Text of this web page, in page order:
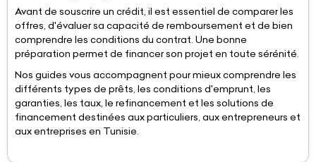
Avant de souscrire un crédit, il est essentiel de comparer les
offres, d'évaluer sa capacité de remboursement et de bien
comprendre les conditions du contrat. Une bonne
préparation permet de financer son projet en toute sérénité.
Nos guides vous accompagnent pour mieux comprendre les
différents types de prêts, les conditions d'emprunt, les
garanties, les taux, le refinancement et les solutions de
financement destinées aux particuliers, aux entrepreneurs et
aux entreprises en Tunisie.